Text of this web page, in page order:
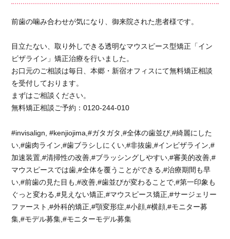
く
さ
ん
を
せ
に
前歯の噛み合わせが気になり、御来院された患者様です。
目立たない、取り外しできる透明なマウスピース型矯正「イン
ビザライン」矯正治療を行いました。
お口元のご相談は毎日、本郷・新宿オフィスにて無料矯正相談
を受付しております。
まずはご相談ください。
無料矯正相談ご予約：0120-244-010
#invisalign, #kenjiojima,#ガタガタ,#全体の歯並び,#綺麗にした
い,#歯肉ライン,#歯ブラシしにくい,#非抜歯,#インビザライン,#
加速装置,#清掃性の改善,#ブラッシングしやすい,#審美的改善,#
マウスピースでは歯,#全体を覆うことができる,#治療期間も早
い,#前歯の見た目も,#改善,#歯並びが変わることで,#第一印象も
ぐっと変わる,#見えない矯正,#マウスピース矯正,#サージェリー
ファースト,#外科的矯正,#顎変形症,#小顔,#横顔,#モニター募
集,#モデル募集,#モニターモデル募集